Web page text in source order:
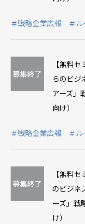
＃戦略企業広報 ＃
募集終了
【無料
らのビジ
アーズ」
向け）
＃戦略企業広報 ＃
募集終了
【無料
のビジネ
ーズ」戦
け）